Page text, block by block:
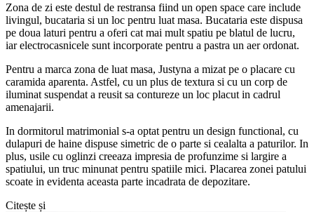
Zona de zi este destul de restransa fiind un open space care include
livingul, bucataria si un loc pentru luat masa. Bucataria este dispusa
pe doua laturi pentru a oferi cat mai mult spatiu pe blatul de lucru,
iar electrocasnicele sunt incorporate pentru a pastra un aer ordonat.
Pentru a marca zona de luat masa, Justyna a mizat pe o placare cu
caramida aparenta. Astfel, cu un plus de textura si cu un corp de
iluminat suspendat a reusit sa contureze un loc placut in cadrul
amenajarii.
In dormitorul matrimonial s-a optat pentru un design functional, cu
dulapuri de haine dispuse simetric de o parte si cealalta a paturilor. In
plus, usile cu oglinzi creeaza impresia de profunzime si largire a
spatiului, un truc minunat pentru spatiile mici. Placarea zonei patului
scoate in evidenta aceasta parte incadrata de depozitare.
Citește și